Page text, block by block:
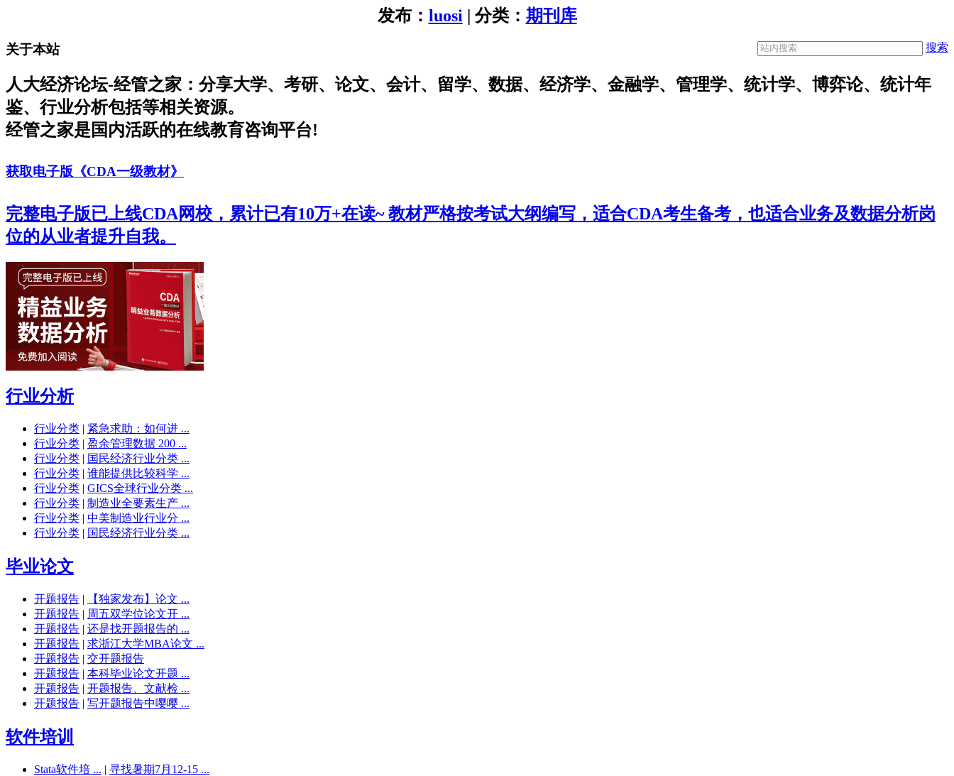
发布： luosi | 分类： 期刊库
搜索
关于本站
人大经济论坛-经管之家：分享大学、考研、论文、会计、留学、数据、经济学、金融学、管理学、统计学、博弈论、统计年
鉴、行业分析包括等相关资源。
经管之家是国内活跃的在线教育咨询平台!
获取电子版《CDA一级教材》
完整电子版已上线CDA网校，累计已有10万+在读~ 教材严格按考试大纲编写，适合CDA考生备考，也适合业务及数据分析岗
位的从业者提升自我。
行业分析
行业分类 | 紧急求助：如何进 ...
行业分类 | 盈余管理数据 200 ...
行业分类 | 国民经济行业分类 ...
行业分类 | 谁能提供比较科学 ...
行业分类 | GICS全球行业分类 ...
行业分类 | 制造业全要素生产 ...
行业分类 | 中美制造业行业分 ...
行业分类 | 国民经济行业分类 ...
毕业论文
开题报告 |
【独家发布】论文 ...
开题报告 | 周五双学位论文开 ...
开题报告 | 还是找开题报告的 ...
开题报告 | 求浙江大学MBA论文 ...
开题报告 | 交开题报告
开题报告 | 本科毕业论文开题 ...
开题报告 | 开题报告、文献检 ...
开题报告 | 写开题报告中嘤嘤 ...
软件培训
Stata软件培 ... | 寻找暑期7月12-15 ...